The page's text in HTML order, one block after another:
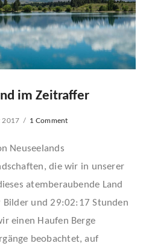
im Zeitraffer
2017 1 Comment
Neuseelands
die wir in unserer
atemberaubende Land
Bilder und 29:02:17 Stunden
einen Haufen Berge
beobachtet, auf